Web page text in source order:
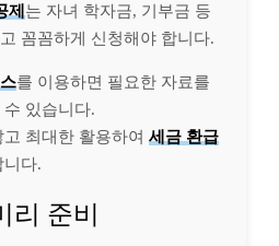
제 는 자녀 학자금, 기부금 등
꼼꼼하게 신청해야 합니다.
를 이용하면 필요한 자료를
있습니다.
최대한 활용하여 세금 환급
니다.
리 준비